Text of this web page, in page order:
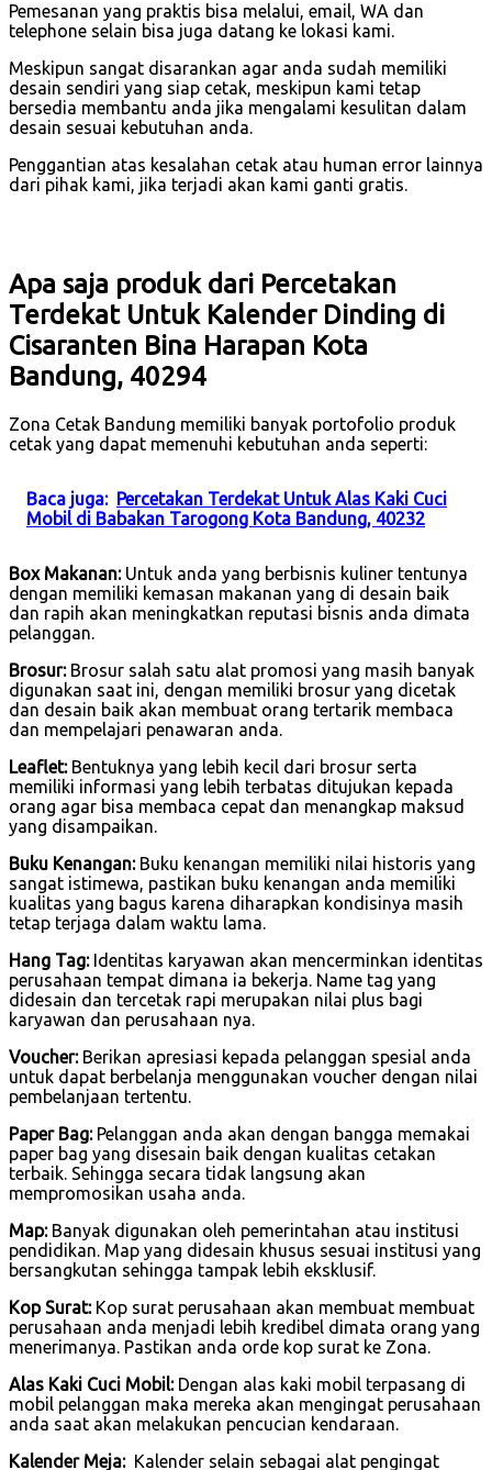
Pemesanan yang praktis bisa melalui, email, WA dan
telephone selain bisa juga datang ke lokasi kami.
Meskipun sangat disarankan agar anda sudah memiliki
desain sendiri yang siap cetak, meskipun kami tetap
bersedia membantu anda jika mengalami kesulitan dalam
desain sesuai kebutuhan anda.
Penggantian atas kesalahan cetak atau human error lainnya
dari pihak kami, jika terjadi akan kami ganti gratis.
Apa saja produk dari Percetakan
Terdekat Untuk Kalender Dinding di
Cisaranten Bina Harapan Kota
Bandung, 40294
Zona Cetak Bandung memiliki banyak portofolio produk
cetak yang dapat memenuhi kebutuhan anda seperti:
Baca juga: Percetakan Terdekat Untuk Alas Kaki Cuci
Mobil di Babakan Tarogong Kota Bandung, 40232
Box Makanan:Untuk anda yang berbisnis kuliner tentunya
dengan memiliki kemasan makanan yang di desain baik
dan rapih akan meningkatkan reputasi bisnis anda dimata
pelanggan.
Brosur:Brosur salah satu alat promosi yang masih banyak
digunakan saat ini, dengan memiliki brosur yang dicetak
dan desain baik akan membuat orang tertarik membaca
dan mempelajari penawaran anda.
Leaflet:Bentuknya yang lebih kecil dari brosur serta
memiliki informasi yang lebih terbatas ditujukan kepada
orang agar bisa membaca cepat dan menangkap maksud
yang disampaikan.
Buku Kenangan:Buku kenangan memiliki nilai historis yang
sangat istimewa, pastikan buku kenangan anda memiliki
kualitas yang bagus karena diharapkan kondisinya masih
tetap terjaga dalam waktu lama.
Hang Tag:Identitas karyawan akan mencerminkan identitas
perusahaan tempat dimana ia bekerja. Name tag yang
didesain dan tercetak rapi merupakan nilai plus bagi
karyawan dan perusahaan nya.
Voucher:Berikan apresiasi kepada pelanggan spesial anda
untuk dapat berbelanja menggunakan voucher dengan nilai
pembelanjaan tertentu.
Paper Bag:Pelanggan anda akan dengan bangga memakai
paper bag yang disesain baik dengan kualitas cetakan
terbaik. Sehingga secara tidak langsung akan
mempromosikan usaha anda.
Map:Banyak digunakan oleh pemerintahan atau institusi
pendidikan. Map yang didesain khusus sesuai institusi yang
bersangkutan sehingga tampak lebih eksklusif.
Kop Surat:Kop surat perusahaan akan membuat membuat
perusahaan anda menjadi lebih kredibel dimata orang yang
menerimanya. Pastikan anda orde kop surat ke Zona.
Alas Kaki Cuci Mobil:Dengan alas kaki mobil terpasang di
mobil pelanggan maka mereka akan mengingat perusahaan
anda saat akan melakukan pencucian kendaraan.
Kalender Meja:Kalender selain sebagai alat pengingat